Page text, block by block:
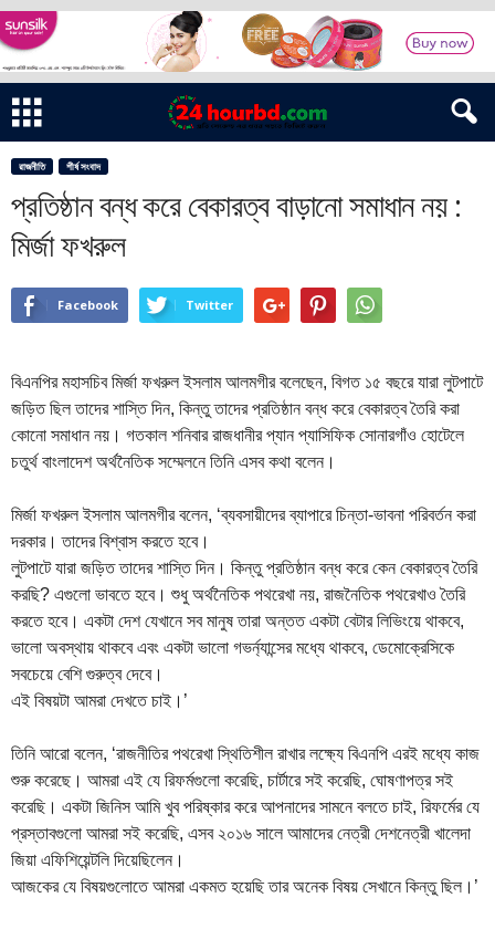
রাজনীতি শীর্ষ সংবাদ
প্রতিষ্ঠান বন্ধ করে বেকারত্ব বাড়ানো সমাধান নয় :
মির্জা ফখরুল
Facebook Twitter
বিএনপির মহাসচিব মির্জা ফখরুল ইসলাম আলমগীর বলেছেন, বিগত ১৫ বছরে যারা লুটপাটে
জড়িত ছিল তাদের শাস্তি দিন, কিন্তু তাদের প্রতিষ্ঠান বন্ধ করে বেকারত্ব তৈরি করা
কোনো সমাধান নয়। গতকাল শনিবার রাজধানীর প্যান প্যাসিফিক সোনারগাঁও হোটেলে
চতুর্থ বাংলাদেশ অর্থনৈতিক সম্মেলনে তিনি এসব কথা বলেন।
মির্জা ফখরুল ইসলাম আলমগীর বলেন, ‘ব্যবসায়ীদের ব্যাপারে চিন্তা-ভাবনা পরিবর্তন করা
দরকার। তাদের বিশ্বাস করতে হবে।
লুটপাটে যারা জড়িত তাদের শাস্তি দিন। কিন্তু প্রতিষ্ঠান বন্ধ করে কেন বেকারত্ব তৈরি
করছি? এগুলো ভাবতে হবে। শুধু অর্থনৈতিক পথরেখা নয়, রাজনৈতিক পথরেখাও তৈরি
করতে হবে। একটা দেশ যেখানে সব মানুষ তারা অন্তত একটা বেটার লিভিংয়ে থাকবে,
ভালো অবস্থায় থাকবে এবং একটা ভালো গভর্ন্যান্সের মধ্যে থাকবে, ডেমোক্রেসিকে
সবচেয়ে বেশি গুরুত্ব দেবে।
এই বিষয়টা আমরা দেখতে চাই।’
তিনি আরো বলেন, ‘রাজনীতির পথরেখা স্থিতিশীল রাখার লক্ষ্যে বিএনপি এরই মধ্যে কাজ
শুরু করেছে। আমরা এই যে রিফর্মগুলো করেছি, চার্টারে সই করেছি, ঘোষণাপত্র সই
করেছি। একটা জিনিস আমি খুব পরিষ্কার করে আপনাদের সামনে বলতে চাই, রিফর্মের যে
প্রস্তাবগুলো আমরা সই করেছি, এসব ২০১৬ সালে আমাদের নেত্রী দেশনেত্রী খালেদা
জিয়া এফিশিয়েন্টলি দিয়েছিলেন।
আজকের যে বিষয়গুলোতে আমরা একমত হয়েছি তার অনেক বিষয় সেখানে কিন্তু ছিল।’